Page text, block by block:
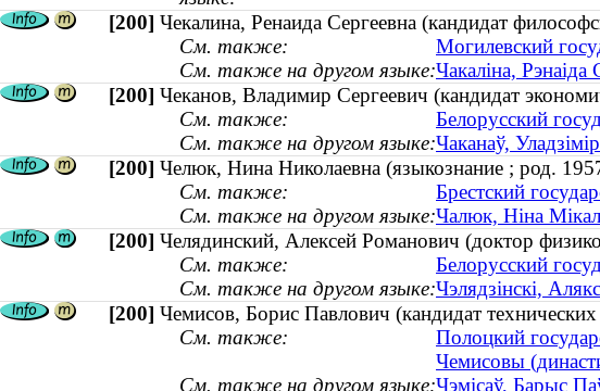
[200] Чекалина, Ренаида Сергеевна (кандидат
См. также:
Могилевский
См. также на другом языке:Чакаліна,
[200] Чеканов, Владимир Сергеевич (кандидат
См. также:
Белорусский
См. также на другом языке:Чаканаў,
[200] Челюк, Нина Николаевна (языкознание ; род.
См. также:
Брестский
См. также на другом языке:Чалюк, Ніна
[200] Челядинский, Алексей Романович (доктор
См. также:
Белорусский
См. также на другом языке:Чэлядзiнскi,
[200] Чемисов, Борис Павлович (кандидат
См. также:
Полоцкий
Чемисовы
См. также на другом языке:Чэмісаў, Барыс